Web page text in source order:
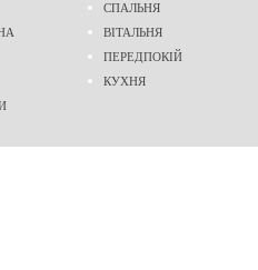
СПАЛЬНЯ
ВІТАЛЬНЯ
ПЕРЕДПОКІЙ
КУХНЯ